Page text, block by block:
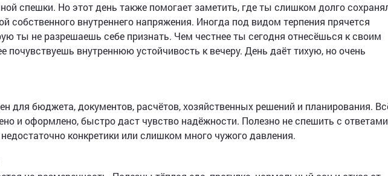
спешки. Но этот день также помогает заметить, где ты слишком долго
собственного внутреннего напряжения. Иногда под видом терпения прячется
ты не разрешаешь себе признать. Чем честнее ты сегодня отнесёшься к своим
почувствуешь внутреннюю устойчивость к вечеру. День даёт тихую, но очень
для бюджета, документов, расчётов, хозяйственных решений и планирования.
и оформлено, быстро даст чувство надёжности. Полезно не спешить с
конкретики или слишком много чужого давления.